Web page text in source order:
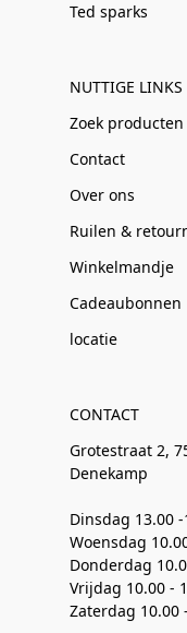
Ted sparks
NUTTIGE LINKS
Zoek producten
Contact
Over ons
Ruilen &
Winkelmandje
Cadeaubonnen
locatie
CONTACT
Grotestraat 2,
Denekamp
Dinsdag 13.00
Woensdag
Donderdag
Vrijdag 10.00 -
Zaterdag 10.00